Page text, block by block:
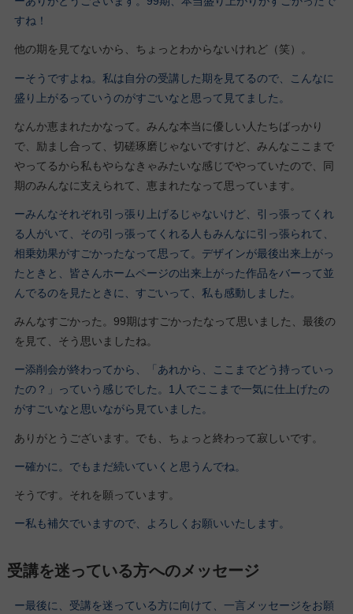
すね！
他の期を見てないから、ちょっとわからないけれど（笑）。
ーそうですよね。私は自分の受講した期を見てるので、こんなに
盛り上がるっていうのがすごいなと思って見てました。
なんか恵まれたかなって。みんな本当に優しい人たちばっかり
で、励まし合って、切磋琢磨じゃないですけど、みんなここまで
やってるから私もやらなきゃみたいな感じでやっていたので、同
期のみんなに支えられて、恵まれたなって思っています。
ーみんなそれぞれ引っ張り上げるじゃないけど、引っ張ってくれ
る人がいて、その引っ張ってくれる人もみんなに引っ張られて、
相乗効果がすごかったなって思って。デザインが最後出来上がっ
たときと、皆さんホームページの出来上がった作品をバーって並
んでるのを見たときに、すごいって、私も感動しました。
みんなすごかった。99期はすごかったなって思いました、最後の
を見て、そう思いましたね。
ー添削会が終わってから、「あれから、ここまでどう持っていっ
たの？」っていう感じでした。1人でここまで一気に仕上げたの
がすごいなと思いながら見ていました。
ありがとうございます。でも、ちょっと終わって寂しいです。
ー確かに。でもまだ続いていくと思うんでね。
そうです。それを願っています。
ー私も補欠でいますので、よろしくお願いいたします。
受講を迷っている方へのメッセージ
ー最後に、受講を迷っている方に向けて、一言メッセージをお願